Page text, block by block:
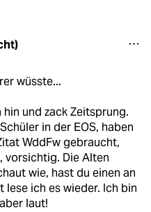
wüsste...
und zack Zeitsprung.
in der EOS, haben
WddFw gebraucht,
vorsichtig. Die Alten
wie, hast du einen an
lese ich es wieder. Ich bin
laut!